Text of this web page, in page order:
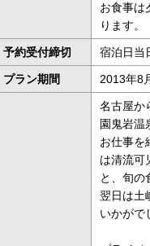
お食事は
ります。
予約受付締切 宿泊日当
プラン期間 2013年8
名古屋か
園鬼岩温
お仕事を
は清流可
と、旬の
翌日は土
いかがで